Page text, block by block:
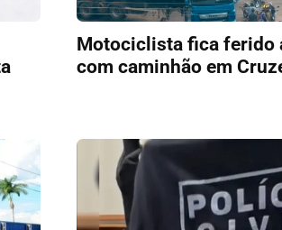
Motociclista fica ferido
com caminhão em